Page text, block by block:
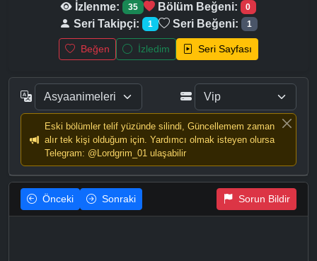
İzlenme:
35 Bölüm Beğeni: 0
Seri Takipçi: 1 Seri Beğeni: 1
Beğen İzledim Seri Sayfası
Eski bölümler telif yüzünde silindi, Güncellemem zaman
alır tek kişi olduğum için. Yardımcı olmak isteyen olursa
Telegram: @Lordgrim_01 ulaşabilir
Önceki Sonraki Sorun Bildir